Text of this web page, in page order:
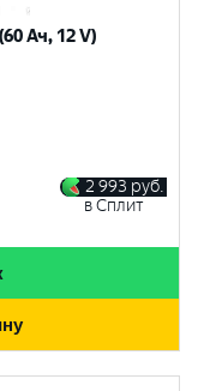
Ач, 12 V)
2 993 руб.
в Сплит